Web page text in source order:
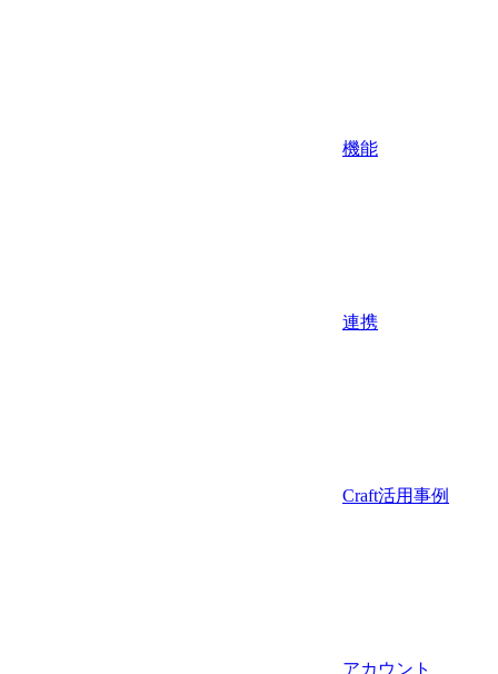
機能
連携
Craft活用事例
アカウント